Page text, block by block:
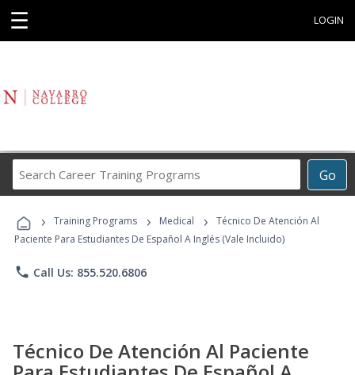
☰ LOGIN
Go
Career
Programs
› Training Programs › Medical ›
Técnico De Atención Al
Paciente Para Estudiantes De Español A Inglés (Vale Incluido)
phone Call Us: 855.520.6806
Técnico De Atención Al Paciente